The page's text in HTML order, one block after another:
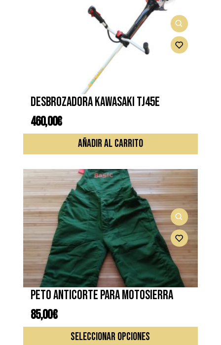
Desbrozadora KAWASAKI TJ45E
460,00€
AÑADIR AL CARRITO
Peto anticorte para motosierra
85,00€
SELECCIONAR OPCIONES
Este